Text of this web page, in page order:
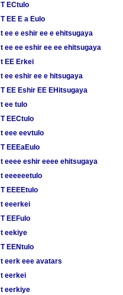
T ECtulo
T EE E a Eulo
t ee e eshir ee e ehitsugaya
t ee ee eshir ee ee ehitsugaya
t EE Erkei
t ee eshir ee e hitsugaya
T EE Eshir EE EHitsugaya
t ee tulo
T EECtulo
t eee eevtulo
T EEEaEulo
t eeee eshir eeee ehitsugaya
t eeeeeetulo
T EEEEtulo
t eeerkei
T EEFulo
t eekiye
T EENtulo
t eerk eee avatars
t eerkei
t eerkiye